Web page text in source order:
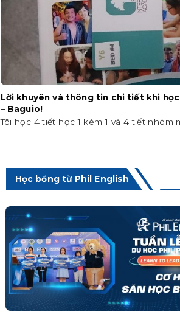
Lời khuyên và thông tin chi tiết khi học
– Baguio!
Tôi học 4 tiết học 1 kèm 1 và 4 tiết nhóm
Học bổng từ Phil English